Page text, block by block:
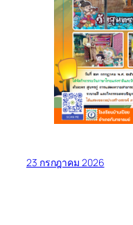
23 กรกฎาคม 2026